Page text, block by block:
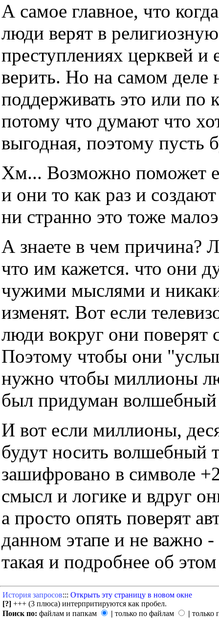
А самое главное, что
люди верят в
преступлениях церквей и
верить. Но на самом деле
поддерживать это или по
потому что думают что
выгодная, поэтому пусть
Хм... Возможно поможет
и они то как раз и
ни странно это тоже
А знаете в чем причина?
что им кажется. что они
чужими мыслями и
изменят. Вот если
люди вокруг они поверят
Поэтому чтобы они
нужно чтобы миллионы
был придуман волшебный
И вот если миллионы,
будут носить волшебный
зашифровано в символе
смысл и логике и вдруг
а просто опять поверят
данном этапе и не важно
такая и подробнее об
История запросов::: Открыть эту страницу в новом окне
[?] +++ (3 плюса) интерпритируются как пробел.
Поиск по: файлам и папкам | только по файлам | только